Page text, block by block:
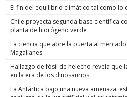
El fin del equilibrio climático tal como lo
Chile proyecta segunda base científica
planta de hidrógeno verde
La ciencia que abre la puerta al
Magallanes
Hallazgo de fósil de helecho revela que
en la era de los dinosaurios
La Antártica bajo una nueva amenaza: